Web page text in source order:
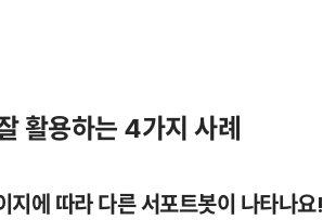
활용하는 4가지 사례
지에 따라 다른 서포트봇이 나타나요!